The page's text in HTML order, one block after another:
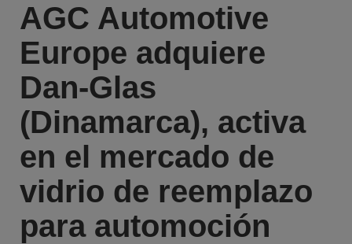
AGC Automotive
Europe adquiere
Dan-Glas
(Dinamarca), activa
en el mercado de
vidrio de reemplazo
para automoción